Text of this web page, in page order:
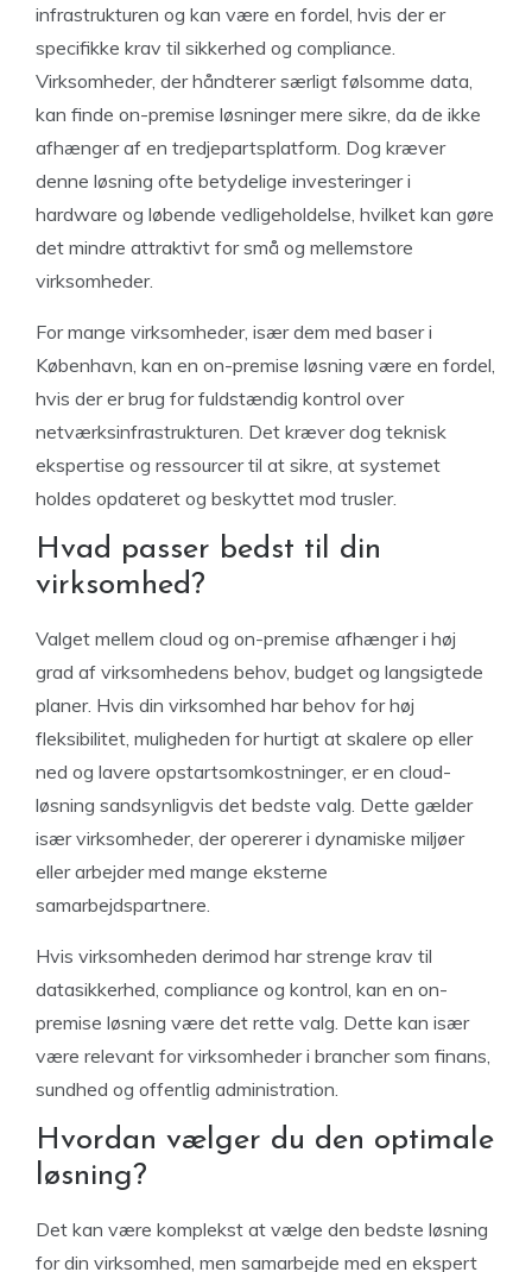
infrastrukturen og kan være en fordel, hvis der er
specifikke krav til sikkerhed og compliance.
Virksomheder, der håndterer særligt følsomme data,
kan finde on-premise løsninger mere sikre, da de ikke
afhænger af en tredjepartsplatform. Dog kræver
denne løsning ofte betydelige investeringer i
hardware og løbende vedligeholdelse, hvilket kan gøre
det mindre attraktivt for små og mellemstore
virksomheder.
For mange virksomheder, især dem med baser i
København, kan en on-premise løsning være en fordel,
hvis der er brug for fuldstændig kontrol over
netværksinfrastrukturen. Det kræver dog teknisk
ekspertise og ressourcer til at sikre, at systemet
holdes opdateret og beskyttet mod trusler.
Hvad passer bedst til din
virksomhed?
Valget mellem cloud og on-premise afhænger i høj
grad af virksomhedens behov, budget og langsigtede
planer. Hvis din virksomhed har behov for høj
fleksibilitet, muligheden for hurtigt at skalere op eller
ned og lavere opstartsomkostninger, er en cloud-
løsning sandsynligvis det bedste valg. Dette gælder
især virksomheder, der opererer i dynamiske miljøer
eller arbejder med mange eksterne
samarbejdspartnere.
Hvis virksomheden derimod har strenge krav til
datasikkerhed, compliance og kontrol, kan en on-
premise løsning være det rette valg. Dette kan især
være relevant for virksomheder i brancher som finans,
sundhed og offentlig administration.
Hvordan vælger du den optimale
løsning?
Det kan være komplekst at vælge den bedste løsning
for din virksomhed, men samarbejde med en ekspert